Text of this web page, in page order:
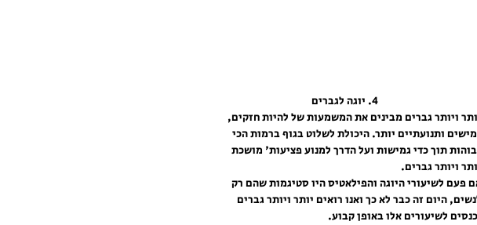
4. יוגה לגברים
ויותר גברים מבינים את המשמעות של להיות חזקים,
ותנועתיים יותר. היכולת לשלוט בגוף ברמות הכי
תוך כדי גמישות ועל הדרך למנוע פציעות' מושכת
ויותר גברים.
פעם לשיעורי היוגה והפילאטיס היו סטיגמות שהם רק
היום זה כבר לא כך ואנו רואים יותר ויותר גברים
לשיעורים אלו באופן קבוע.